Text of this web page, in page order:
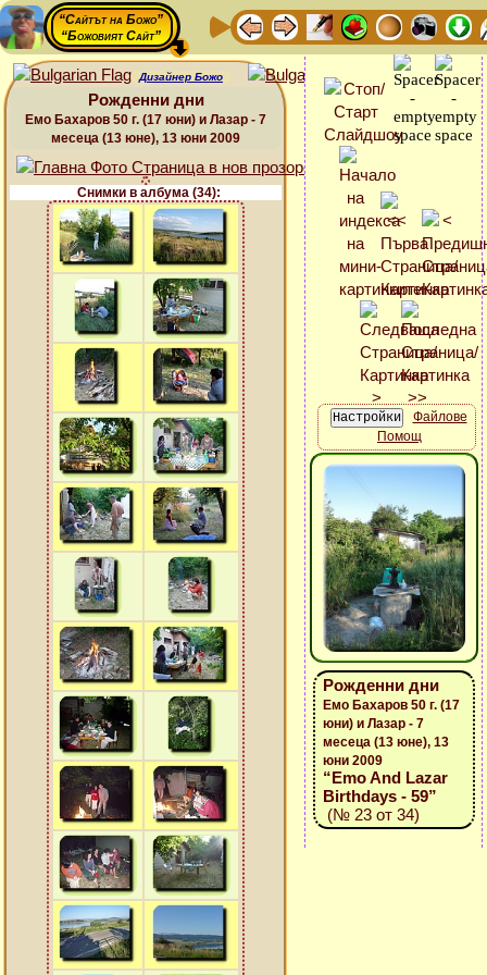
“Сайтът на Божо”
“Божовият Сайт”
Дизайнер Божо
Рожденни дни
Емо Бахаров 50 г. (17 юни) и Лазар - 7
месеца (13 юне), 13 юни 2009
Снимки в албума (34):
Файлове
Помощ
Рожденни дни
Емо Бахаров 50 г. (17
юни) и Лазар - 7
месеца (13 юне), 13
юни 2009
“Emo And Lazar
Birthdays - 59”
(№ 23 от 34)